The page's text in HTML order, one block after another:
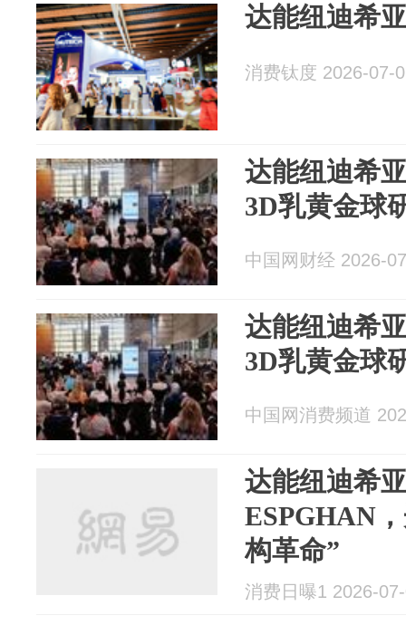
达能纽迪希
消费钛度 2026-07-
达能纽迪希
3D乳黄金球
中国网财经 2026-
达能纽迪希
3D乳黄金球
中国网消费频道
达能纽迪希
ESPGHAN
构革命”
消费日曝1 2026-